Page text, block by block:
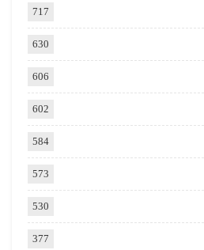
717
630
606
602
584
573
530
377